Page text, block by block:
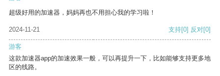
超级好用的加速器，妈妈再也不用担心我的学习啦！
2024-11-21 支持[0] 反对[0]
游客
这款加速器app的加速效果一般，可以再提升一下，比如能够支持更多地
区的线路。